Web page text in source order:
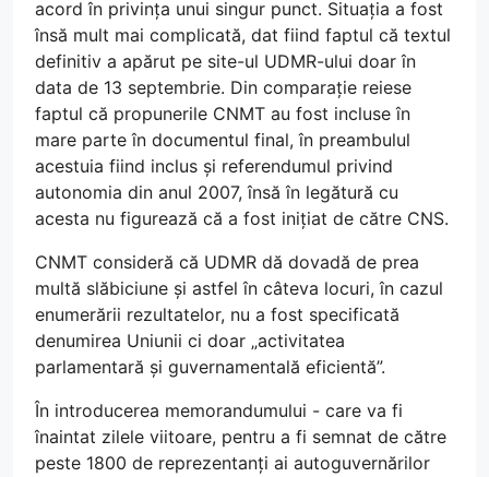
acord în privința unui singur punct. Situația a fost
însă mult mai complicată, dat fiind faptul că textul
definitiv a apărut pe site-ul UDMR-ului doar în
data de 13 septembrie. Din comparație reiese
faptul că propunerile CNMT au fost incluse în
mare parte în documentul final, în preambulul
acestuia fiind inclus și referendumul privind
autonomia din anul 2007, însă în legătură cu
acesta nu figurează că a fost inițiat de către CNS.
CNMT consideră că UDMR dă dovadă de prea
multă slăbiciune și astfel în câteva locuri, în cazul
enumerării rezultatelor, nu a fost specificată
denumirea Uniunii ci doar „activitatea
parlamentară și guvernamentală eficientă”.
În introducerea memorandumului - care va fi
înaintat zilele viitoare, pentru a fi semnat de către
peste 1800 de reprezentanți ai autoguvernărilor